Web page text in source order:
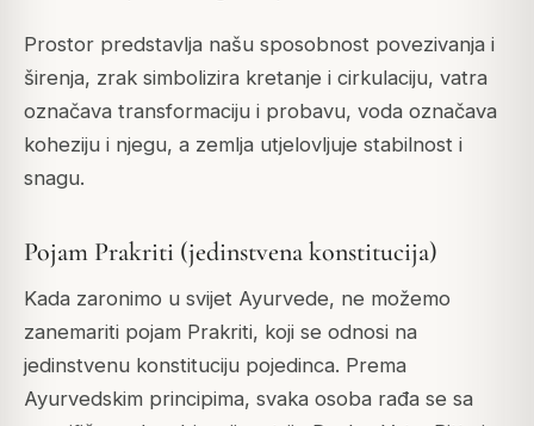
Prostor predstavlja našu sposobnost povezivanja i
širenja, zrak simbolizira kretanje i cirkulaciju, vatra
označava transformaciju i probavu, voda označava
koheziju i njegu, a zemlja utjelovljuje stabilnost i
snagu.
Pojam Prakriti (jedinstvena konstitucija)
Kada zaronimo u svijet Ayurvede, ne možemo
zanemariti pojam Prakriti, koji se odnosi na
jedinstvenu konstituciju pojedinca. Prema
Ayurvedskim principima, svaka osoba rađa se sa